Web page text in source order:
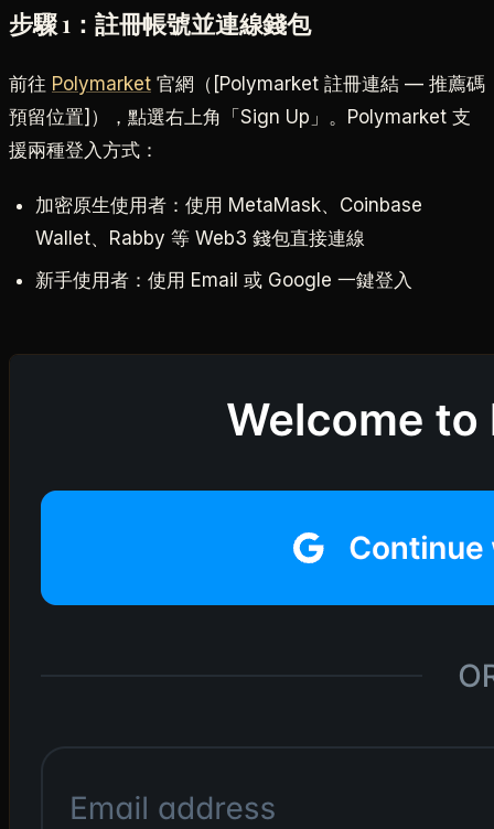
步驟 1：註冊帳號並連線錢包
前往 Polymarket 官網（[Polymarket 註冊連結 — 推薦碼
預留位置]），點選右上角「Sign Up」。Polymarket 支
援兩種登入方式：
加密原生使用者：使用 MetaMask、Coinbase
Wallet、Rabby 等 Web3 錢包直接連線
新手使用者：使用 Email 或 Google 一鍵登入